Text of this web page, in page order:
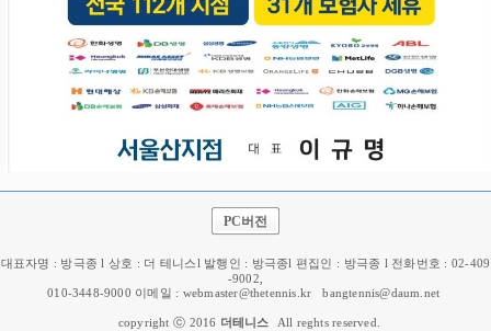
PC버전
대표자명 : 방극종 l 상호 : 더 테니스l 발행인 : 방극종l 편집인 : 방극종 l 전화번호 : 02-409
-9002,
010-3448-9000 이메일 : webmaster@thetennis.krbangtennis@daum.net
copyright ⓒ 2016 더테니스 All reghts reserved.